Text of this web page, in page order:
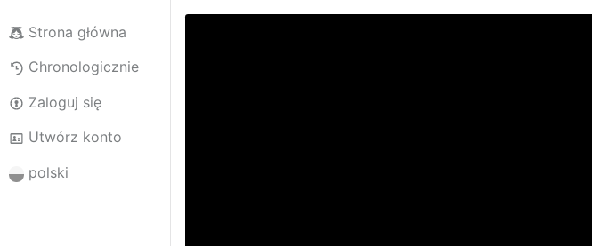
Strona główna
Chronologicznie
Zaloguj się
Utwórz konto
polski